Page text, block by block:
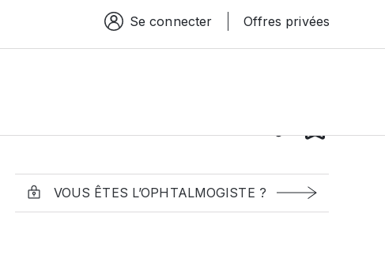
Espace connexion
Se connecter Offres privées
VOUS ÊTES L’OPHTALMOGISTE ?